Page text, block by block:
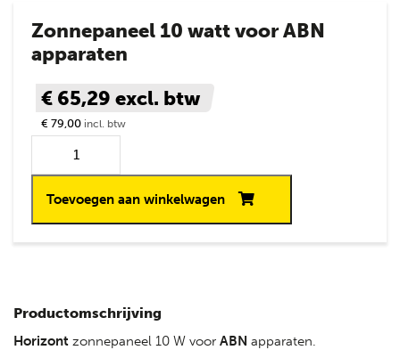
Zonnepaneel 10 watt voor ABN
apparaten
€ 65,29 excl. btw
€ 79,00 incl. btw
Toevoegen aan winkelwagen
Productomschrijving
Horizont zonnepaneel 10 W voor ABN apparaten.